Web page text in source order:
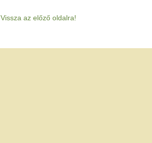
Vissza az előző oldalra!